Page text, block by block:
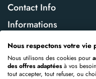
Contact Info
Informations
Mon Compte
Extras
Nous respectons votre vie
Nous utilisons des cookies pour
des offres adaptéesà vos
tout accepter, tout refuser, ou